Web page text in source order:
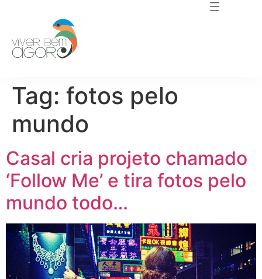
Tag: fotos pelo
mundo
Casal cria projeto chamado
‘Follow Me’ e tira fotos pelo
mundo todo…